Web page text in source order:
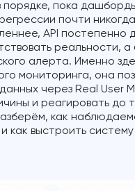
порядке, пока
почти никогда
API постепенно
реальности, а
алерта. Именно
мониторинга, она
через Real User
и реагировать до
как
как выстроить